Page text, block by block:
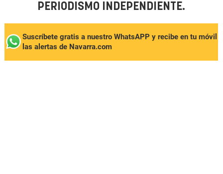
PERIODISMO INDEPENDIENTE.
Suscríbete gratis a nuestro WhatsAPP y recibe en tu móvil
las alertas de Navarra.com